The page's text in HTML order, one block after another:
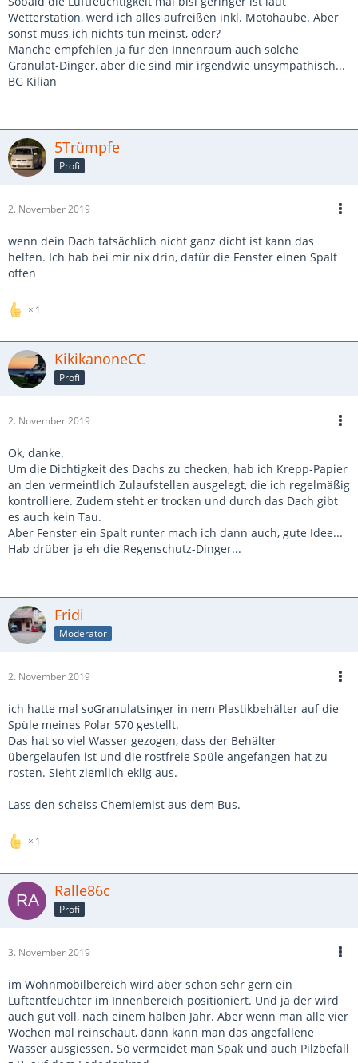
Wetterstation, werd ich alles aufreißen inkl. Motohaube. Aber
sonst muss ich nichts tun meinst, oder?
Manche empfehlen ja für den Innenraum auch solche
Granulat-Dinger, aber die sind mir irgendwie unsympathisch...
BG Kilian
5Trümpfe
Profi
2. November 2019
wenn dein Dach tatsächlich nicht ganz dicht ist kann das
helfen. Ich hab bei mir nix drin, dafür die Fenster einen Spalt
offen
1
KikikanoneCC
Profi
2. November 2019
Ok, danke.
Um die Dichtigkeit des Dachs zu checken, hab ich Krepp-Papier
an den vermeintlich Zulaufstellen ausgelegt, die ich regelmäßig
kontrolliere. Zudem steht er trocken und durch das Dach gibt
es auch kein Tau.
Aber Fenster ein Spalt runter mach ich dann auch, gute Idee...
Hab drüber ja eh die Regenschutz-Dinger...
Fridi
Moderator
2. November 2019
ich hatte mal soGranulatsinger in nem Plastikbehälter auf die
Spüle meines Polar 570 gestellt.
Das hat so viel Wasser gezogen, dass der Behälter
übergelaufen ist und die rostfreie Spüle angefangen hat zu
rosten. Sieht ziemlich eklig aus.
Lass den scheiss Chemiemist aus dem Bus.
1
Ralle86c
Profi
3. November 2019
im Wohnmobilbereich wird aber schon sehr gern ein
Luftentfeuchter im Innenbereich positioniert. Und ja der wird
auch gut voll, nach einem halben Jahr. Aber wenn man alle vier
Wochen mal reinschaut, dann kann man das angefallene
Wasser ausgiessen. So vermeidet man Spak und auch Pilzbefall